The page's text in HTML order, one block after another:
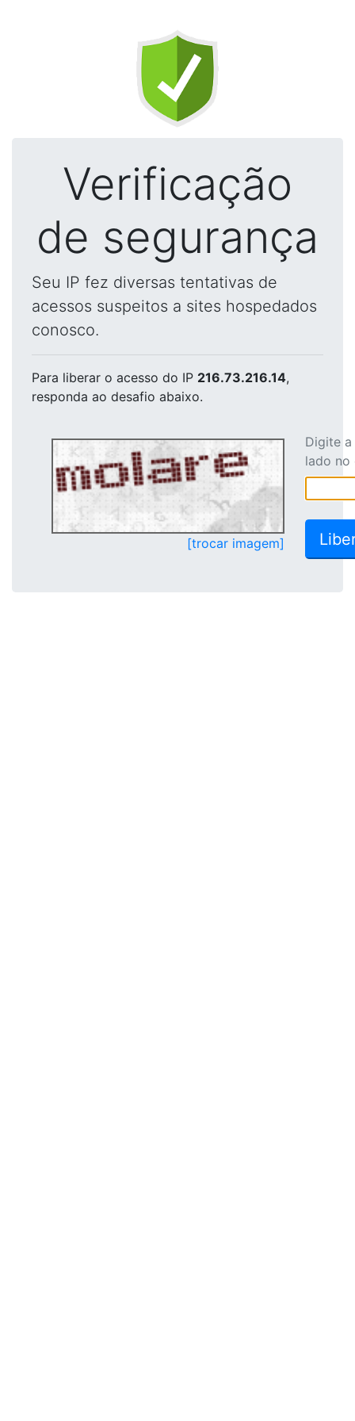
Verificação
de segurança
Seu IP fez diversas tentativas de
acessos suspeitos a sites hospedados
conosco.
Para liberar o acesso do IP 216.73.216.14,
responda ao desafio abaixo.
[trocar imagem]
Digite
lado no